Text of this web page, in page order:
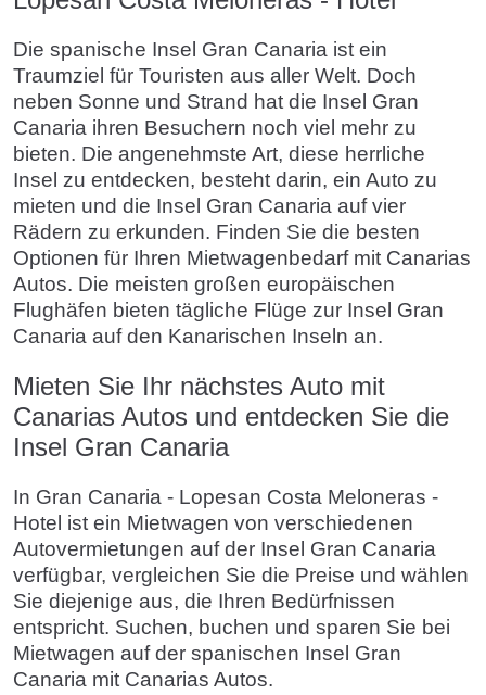
Die spanische Insel Gran Canaria ist ein
Traumziel für Touristen aus aller Welt. Doch
neben Sonne und Strand hat die Insel Gran
Canaria ihren Besuchern noch viel mehr zu
bieten. Die angenehmste Art, diese herrliche
Insel zu entdecken, besteht darin, ein Auto zu
mieten und die Insel Gran Canaria auf vier
Rädern zu erkunden. Finden Sie die besten
Optionen für Ihren Mietwagenbedarf mit Canarias
Autos. Die meisten großen europäischen
Flughäfen bieten tägliche Flüge zur Insel Gran
Canaria auf den Kanarischen Inseln an.
Mieten Sie Ihr nächstes Auto mit
Canarias Autos und entdecken Sie die
Insel Gran Canaria
In Gran Canaria - Lopesan Costa Meloneras -
Hotel ist ein Mietwagen von verschiedenen
Autovermietungen auf der Insel Gran Canaria
verfügbar, vergleichen Sie die Preise und wählen
Sie diejenige aus, die Ihren Bedürfnissen
entspricht. Suchen, buchen und sparen Sie bei
Mietwagen auf der spanischen Insel Gran
Canaria mit Canarias Autos.